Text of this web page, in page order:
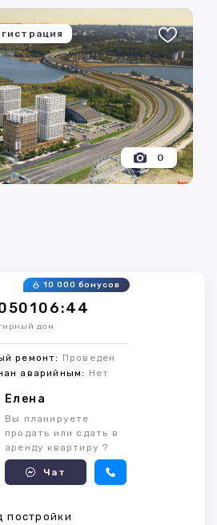
0
10 000 бонусов
дом
ремонт: Проведен
аварийным: Нет
Елена
Вы планируете
продать или сдать в
аренду квартиру ?
Чат
постройки